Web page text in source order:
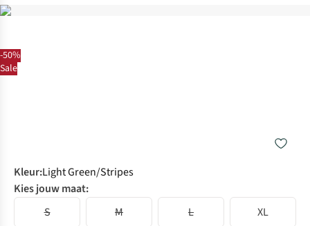
-50%
Sale
Kleur:Light Green/Stripes
Kies jouw maat:
S
M L
XL